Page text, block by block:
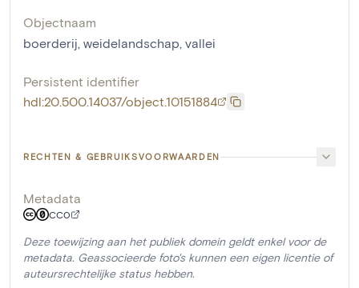
Objectnaam
boerderij, weidelandschap, vallei
Persistent identifier
hdl:20.500.14037/object.10151884
RECHTEN & GEBRUIKSVOORWAARDEN
Metadata
CC0
Deze toewijzing aan het publiek domein geldt enkel voor de
metadata. Geassocieerde foto's kunnen een eigen licentie of
auteursrechtelijke status hebben.